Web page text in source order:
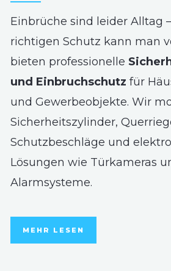
Einbrüche sind leider Alltag
richtigen Schutz kann man
bieten professionelle
und Einbruchschutz für
und Gewerbeobjekte. Wir
Sicherheitszylinder,
Schutzbeschläge und
Lösungen wie Türkameras
Alarmsysteme.
MEHR LESEN